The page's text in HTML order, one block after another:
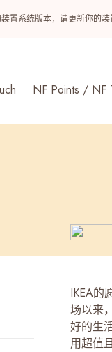
系统版本，请更新你的装
NF Points / NF
IKEA的
场以来
好的生
用超值